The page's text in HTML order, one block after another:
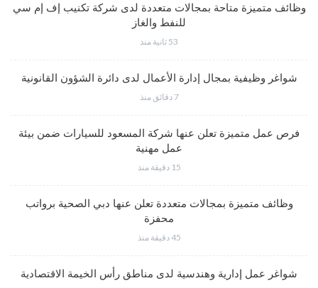
وظائف متميزة متاحة بمجالات متعددة لدى شركة تكنيب إف إم سي
للنفط والغاز
53 ثانية منذ
شواغر وظيفية بمجال إدارة الأعمال لدى دائرة الشؤون القانونية
7 دقائق منذ
فرص عمل متميزة تعلن عنها شركة المسعود للسيارات ضمن بيئة
عمل مهنية
15 دقيقة منذ
وظائف متميزة بمجالات متعددة تعلن عنها دبي الصحية برواتب
محفزة
45 دقيقة منذ
شواغر عمل إدارية وهندسية لدى مناطق رأس الخيمة الاقتصادية